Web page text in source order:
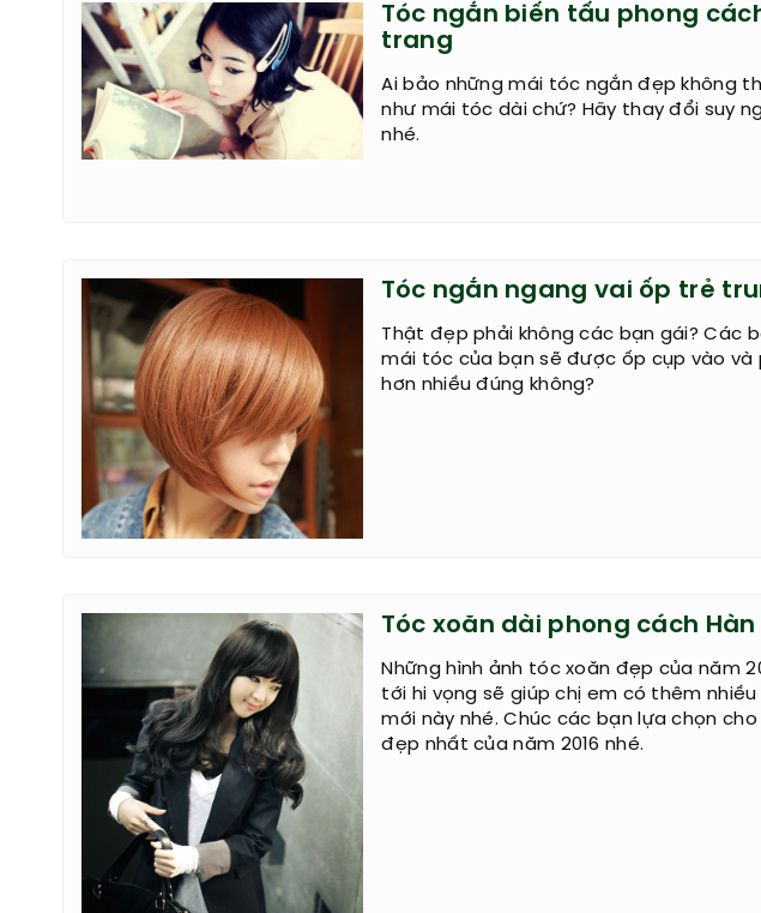
Tóc ngắn biến tấu phong
trang
Ai bảo những mái tóc ngắn đẹp không
như mái tóc dài chứ? Hãy thay đổi suy
nhé.
Tóc ngắn ngang vai ốp trẻ
Thật đẹp phải không các bạn gái? Các
mái tóc của bạn sẽ được ốp cụp vào và
hơn nhiều đúng không?
Tóc xoăn dài phong cách
Những hình ảnh tóc xoăn đẹp của năm
tới hi vọng sẽ giúp chị em có thêm
mới này nhé. Chúc các bạn lựa chọn
đẹp nhất của năm 2016 nhé.